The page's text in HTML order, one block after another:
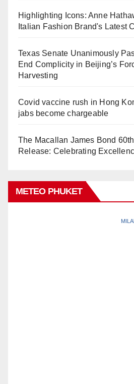
Highlighting Icons: Anne
Italian Fashion Brand's Latest
Texas Senate Unanimously
End Complicity in Beijing’s
Harvesting
Covid vaccine rush in Hong
jabs become chargeable
The Macallan James Bond
Release: Celebrating
METEO PHUKET